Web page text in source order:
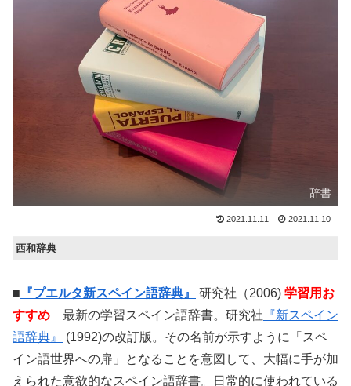
辞書
2021.11.11 2021.11.10
西和辞典
■ 『プエルタ新スペイン語辞典』 研究社（2006) 学習用お
すすめ 最新の学習スペイン語辞書。研究社 『新スペイン
語辞典』
(1992)の改訂版。その名前が示すように「スペ
イン語世界への扉」となることを意図して、大幅に手が加
えられた意欲的なスペイン語辞書。日常的に使われている